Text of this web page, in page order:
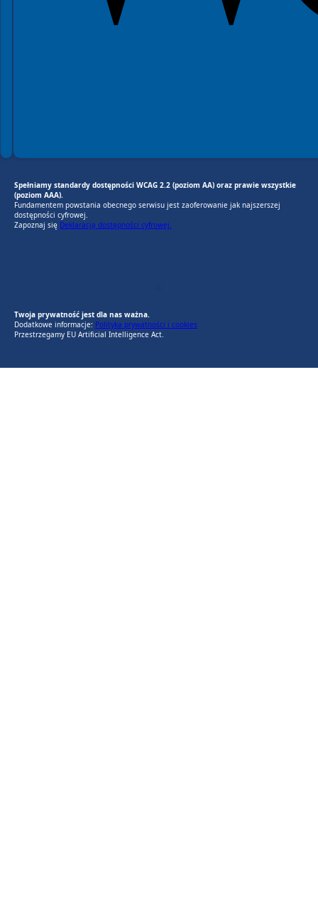
Spełniamy standardy dostępności WCAG 2.2 (poziom AA) oraz prawie wszystkie
(poziom AAA).
Fundamentem powstania obecnego serwisu jest zaoferowanie jak najszerszej
dostępności cyfrowej.
Zapoznaj się Deklaracją dostępności cyfrowej.
Twoja prywatność jest dla nas ważna.
Dodatkowe informacje: Polityka prywatności i cookies
Przestrzegamy EU Artificial Intelligence Act.